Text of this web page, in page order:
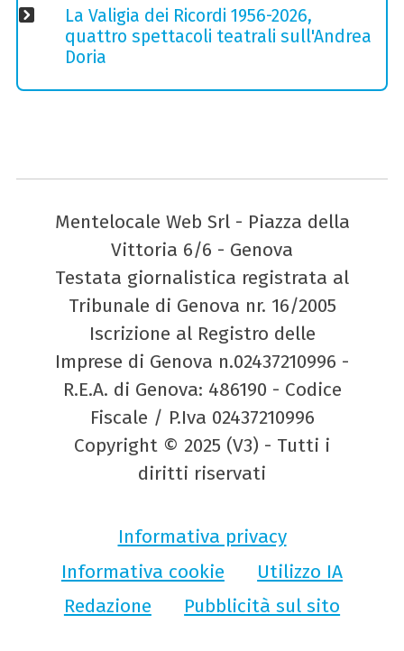
La Valigia dei Ricordi 1956-2026,
quattro spettacoli teatrali sull'Andrea
Doria
Mentelocale Web Srl - Piazza della
Vittoria 6/6 - Genova
Testata giornalistica registrata al
Tribunale di Genova nr. 16/2005
Iscrizione al Registro delle
Imprese di Genova n.02437210996 -
R.E.A. di Genova: 486190 - Codice
Fiscale / P.Iva 02437210996
Copyright © 2025 (V3) - Tutti i
diritti riservati
Informativa privacy
Informativa cookie
Utilizzo IA
Redazione
Pubblicità sul sito